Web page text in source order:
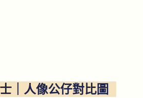
｜人像公仔對比圖